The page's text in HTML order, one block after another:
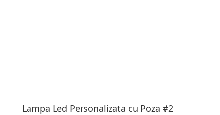
Lampa Led Personalizata cu Poza #2